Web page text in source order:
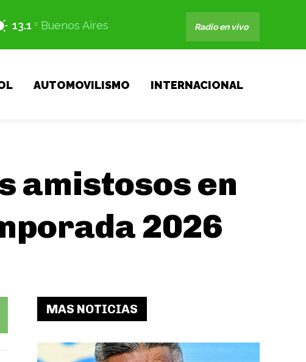
13.1 C Buenos Aires Radio en vivo
AUTOMOVILISMO INTERNACIONAL
amistosos en
2026
MAS NOTICIAS